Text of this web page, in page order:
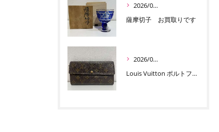
2026/07/01
薩摩切子 お買取りです
2026/06/30
Louis Vuitton ポルトフォイユ サラ お買取りです